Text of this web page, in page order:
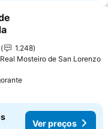
aos favoritos
1.248
Mosteiro de San Lorenzo
Ver preços
Ver preços